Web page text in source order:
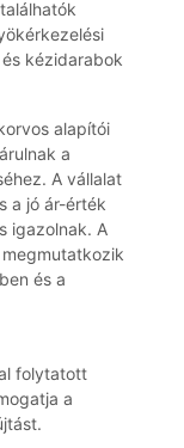
kézidarabok
alapítói
a
A vállalat
a jó ár-érték
igazolnak. A
és a
folytatott
a